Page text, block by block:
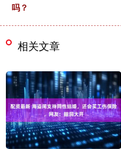
吗？
相关文章